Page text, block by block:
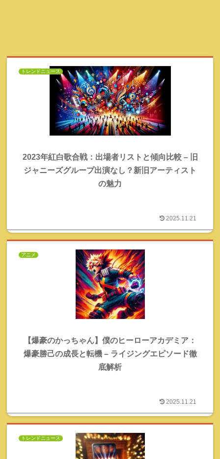
トレンドニュース
2023年紅白歌合戦：出場者リストと傾向比較 – 旧
ジャニーズグループ出演なし？新旧アーティスト
の魅力
2025.11.21
アニメ
【爆豪のかっちゃん】僕のヒーローアカデミア：
爆豪勝己の成長と転機 – ライジングエピソード徹
底解析
2025.11.21
トレンドニュース